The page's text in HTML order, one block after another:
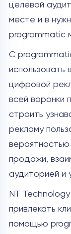
целевой
месте и в
programmatic
С
использовать
цифровой
всей воронки
строить
рекламу
вероятностью
продажи,
аудиторией и
NT
привлекать
помощью